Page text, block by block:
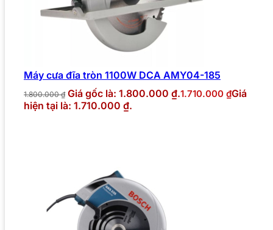
Máy cưa đĩa tròn 1100W DCA AMY04-185
1.800.000₫ Giá gốc là: 1.800.000 ₫.1.710.000 ₫Giá
hiện tại là: 1.710.000 ₫.